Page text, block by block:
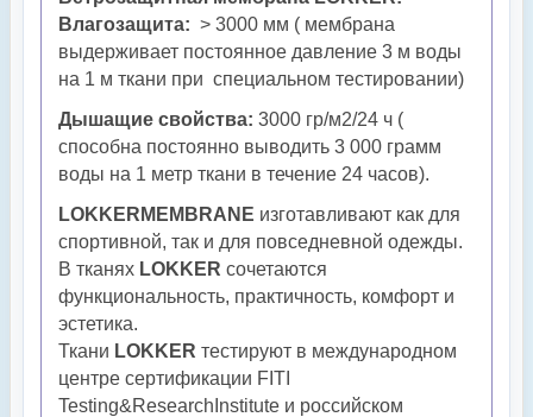
Влагозащита: > 3000 мм ( мембрана
выдерживает постоянное давление 3 м воды
на 1 м ткани при специальном тестировании)
Дышащие свойства: 3000 гр/м2/24 ч (
способна постоянно выводить 3 000 грамм
воды на 1 метр ткани в течение 24 часов).
LOKKERMEMBRANE изготавливают как для
спортивной, так и для повседневной одежды.
В тканях LOKKER сочетаются
функциональность, практичность, комфорт и
эстетика.
Ткани LOKKER тестируют в международном
центре сертификации FITI
Testing&ResearchInstitute и российском